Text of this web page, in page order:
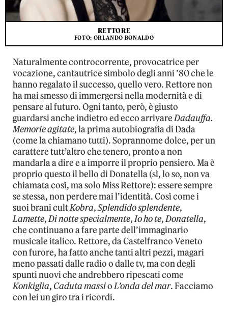
RETTORE
FOTO: ORLANDO BONALDO
Naturalmente controcorrente, provocatrice per
vocazione, cantautrice simbolo degli anni ’80 che le
hanno regalato il successo, quello vero. Rettore non
ha mai smesso di immergersi nella modernità e di
pensare al futuro. Ogni tanto, però, è giusto
guardarsi anche indietro ed ecco arrivareDadauffa.
Memorie agitate, la prima autobiografia di Dada
(come la chiamano tutti). Soprannome dolce, per un
carattere tutt’altro che tenero, pronto a non
mandarla a dire e a imporre il proprio pensiero. Ma è
proprio questo il bello di Donatella (sì, lo so, non va
chiamata così, ma solo Miss Rettore): essere sempre
se stessa, non perdere mai l’identità. Così come i
suoi brani cultKobra,Splendido splendente,
Lamette,Di notte specialmente,Io ho te,Donatella,
che continuano a fare parte dell’immaginario
musicale italico. Rettore, da Castelfranco Veneto
con furore, ha fatto anche tanti altri pezzi, magari
meno passati dalle radio o dalle tv, ma con degli
spunti nuovi che andrebbero ripescati come
Konkiglia, Caduta massioL’onda del mar. Facciamo
con lei un giro tra i ricordi.